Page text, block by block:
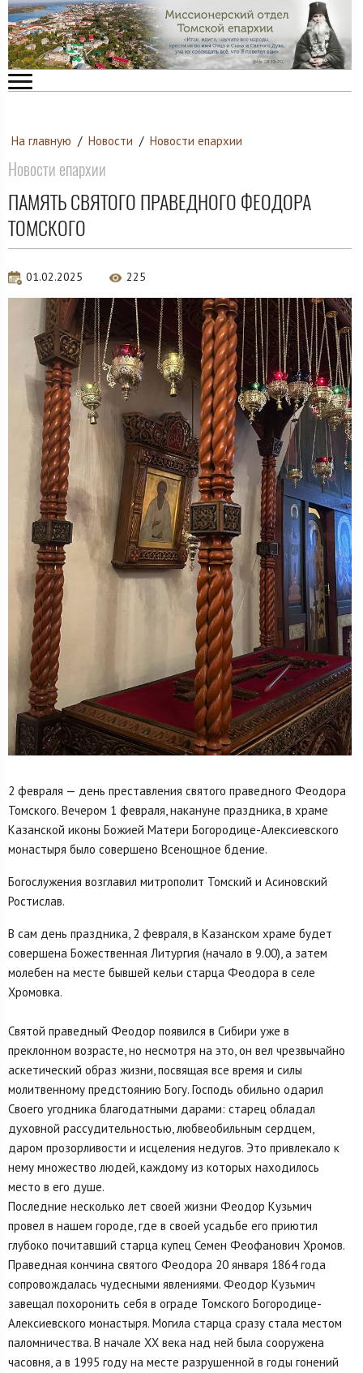
На главную / Новости / Новости епархии
Новости епархии
ПАМЯТЬ СВЯТОГО ПРАВЕДНОГО ФЕОДОРА
ТОМСКОГО
01.02.2025 225
2 февраля — день преставления святого праведного Феодора
Томского. Вечером 1 февраля, накануне праздника, в храме
Казанской иконы Божией Матери Богородице-Алексиевского
монастыря было совершено Всенощное бдение.
Богослужения возглавил митрополит Томский и Асиновский
Ростислав.
В сам день праздника, 2 февраля, в Казанском храме будет
совершена Божественная Литургия (начало в 9.00), а затем
молебен на месте бывшей кельи старца Феодора в селе
Хромовка.
Святой праведный Феодор появился в Сибири уже в
преклонном возрасте, но несмотря на это, он вел чрезвычайно
аскетический образ жизни, посвящая все время и силы
молитвенному предстоянию Богу. Господь обильно одарил
Своего угодника благодатными дарами: старец обладал
духовной рассудительностью, любвеобильным сердцем,
даром прозорливости и исцеления недугов. Это привлекало к
нему множество людей, каждому из которых находилось
место в его душе.
Последние несколько лет своей жизни Феодор Кузьмич
провел в нашем городе, где в своей усадьбе его приютил
глубоко почитавший старца купец Семен Феофанович Хромов.
Праведная кончина святого Феодора 20 января 1864 года
сопровождалась чудесными явлениями. Феодор Кузьмич
завещал похоронить себя в ограде Томского Богородице-
Алексиевского монастыря. Могила старца сразу стала местом
паломничества. В начале XX века над ней была сооружена
часовня, а в 1995 году на месте разрушенной в годы гонений